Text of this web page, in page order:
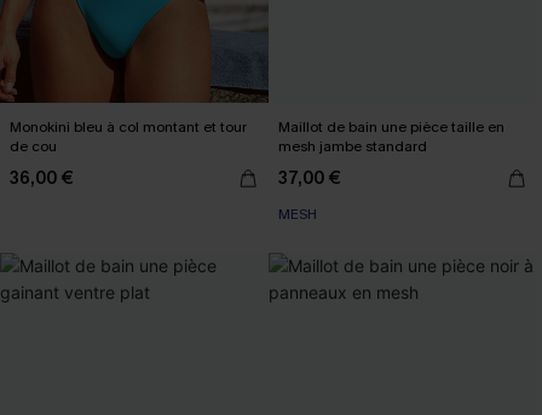
Monokini bleu à col montant et tour
de cou
36,00 €
Maillot de bain une pièce taille en
mesh jambe standard
37,00 €
MESH